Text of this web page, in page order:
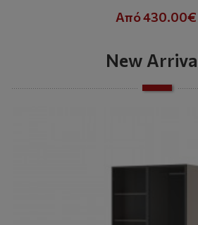
Από 430.00€
New